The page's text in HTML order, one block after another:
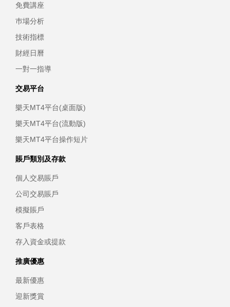
免費講座
巿場分析
技術指標
財經日曆
一對一指導
交易平台
樂天MT4平台(桌面版)
樂天MT4平台(流動版)
樂天MT4平台操作短片
賬戶類別及存款
個人交易賬戶
公司交易賬戶
模擬賬戶
客戶表格
存入資金或提款
推廣優惠
最新優惠
迎新獎賞